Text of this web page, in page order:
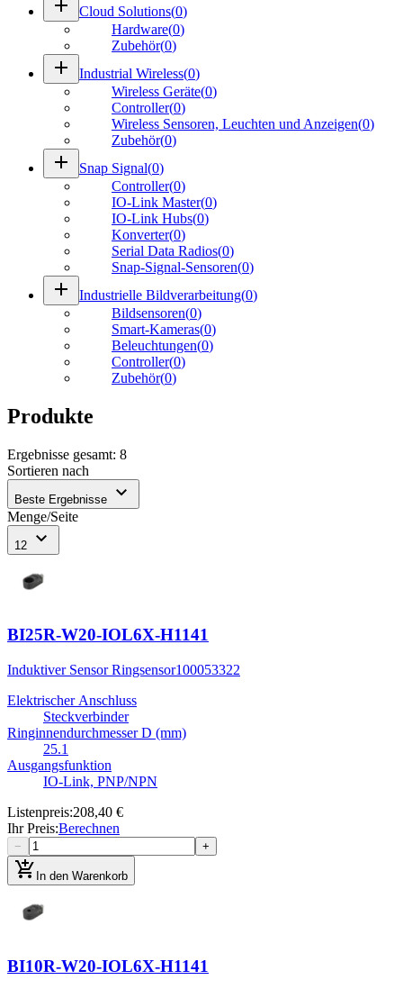
add Cloud Solutions(0)
Hardware(0)
Zubehör(0)
add Industrial Wireless(0)
Wireless Geräte(0)
Controller(0)
Wireless Sensoren, Leuchten und Anzeigen(0)
Zubehör(0)
add Snap Signal(0)
Controller(0)
IO-Link Master(0)
IO-Link Hubs(0)
Konverter(0)
Serial Data Radios(0)
Snap-Signal-Sensoren(0)
add Industrielle Bildverarbeitung(0)
Bildsensoren(0)
Smart-Kameras(0)
Beleuchtungen(0)
Controller(0)
Zubehör(0)
Produkte
Ergebnisse gesamt: 8
Sortieren nach
Beste Ergebnisse expand_more
Menge/Seite
12 expand_more
BI25R-W20-IOL6X-H1141
Induktiver Sensor Ringsensor100053322
Elektrischer Anschluss
Steckverbinder
Ringinnendurchmesser D (mm)
25.1
Ausgangsfunktion
IO-Link, PNP/NPN
Listenpreis:208,40 €
Ihr Preis:Berechnen
− +
add_shopping_cart In den Warenkorb
BI10R-W20-IOL6X-H1141